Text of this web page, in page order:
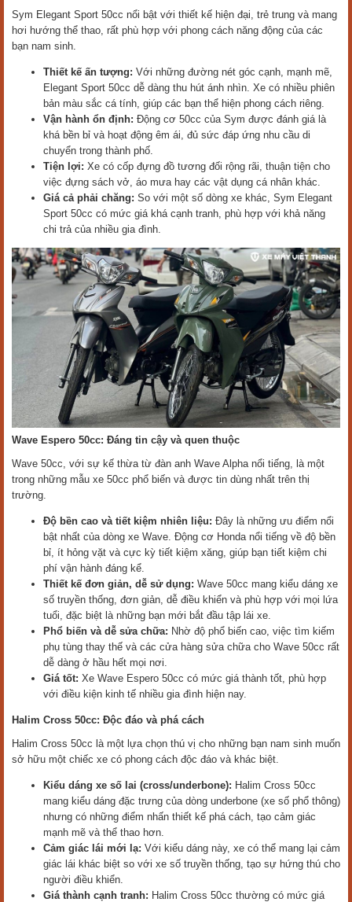
Sym Elegant Sport 50cc nổi bật với thiết kế hiện đại, trẻ trung và mang
hơi hướng thể thao, rất phù hợp với phong cách năng động của các
bạn nam sinh.
Thiết kế ấn tượng: Với những đường nét góc cạnh, mạnh mẽ,
Elegant Sport 50cc dễ dàng thu hút ánh nhìn. Xe có nhiều phiên
bản màu sắc cá tính, giúp các bạn thể hiện phong cách riêng.
Vận hành ổn định: Động cơ 50cc của Sym được đánh giá là
khá bền bỉ và hoạt động êm ái, đủ sức đáp ứng nhu cầu di
chuyển trong thành phố.
Tiện lợi: Xe có cốp đựng đồ tương đối rộng rãi, thuận tiện cho
việc đựng sách vở, áo mưa hay các vật dụng cá nhân khác.
Giá cả phải chăng: So với một số dòng xe khác, Sym Elegant
Sport 50cc có mức giá khá cạnh tranh, phù hợp với khả năng
chi trả của nhiều gia đình.
Wave Espero 50cc: Đáng tin cậy và quen thuộc
Wave 50cc, với sự kế thừa từ đàn anh Wave Alpha nổi tiếng, là một
trong những mẫu xe 50cc phổ biến và được tin dùng nhất trên thị
trường.
Độ bền cao và tiết kiệm nhiên liệu: Đây là những ưu điểm nổi
bật nhất của dòng xe Wave. Động cơ Honda nổi tiếng về độ bền
bỉ, ít hỏng vặt và cực kỳ tiết kiệm xăng, giúp bạn tiết kiệm chi
phí vận hành đáng kể.
Thiết kế đơn giản, dễ sử dụng: Wave 50cc mang kiểu dáng xe
số truyền thống, đơn giản, dễ điều khiển và phù hợp với mọi lứa
tuổi, đặc biệt là những bạn mới bắt đầu tập lái xe.
Phổ biến và dễ sửa chữa: Nhờ độ phổ biến cao, việc tìm kiếm
phụ tùng thay thế và các cửa hàng sửa chữa cho Wave 50cc rất
dễ dàng ở hầu hết mọi nơi.
Giá tốt: Xe Wave Espero 50cc có mức giá thành tốt, phù hợp
với điều kiện kinh tế nhiều gia đình hiện nay.
Halim Cross 50cc: Độc đáo và phá cách
Halim Cross 50cc là một lựa chọn thú vị cho những bạn nam sinh muốn
sở hữu một chiếc xe có phong cách độc đáo và khác biệt.
Kiểu dáng xe số lai (cross/underbone): Halim Cross 50cc
mang kiểu dáng đặc trưng của dòng underbone (xe số phổ thông)
nhưng có những điểm nhấn thiết kế phá cách, tạo cảm giác
mạnh mẽ và thể thao hơn.
Cảm giác lái mới lạ: Với kiểu dáng này, xe có thể mang lại cảm
giác lái khác biệt so với xe số truyền thống, tạo sự hứng thú cho
người điều khiển.
Giá thành cạnh tranh: Halim Cross 50cc thường có mức giá